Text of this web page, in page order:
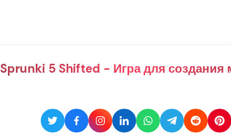
Sprunki 5 Shifted - Игра для создания